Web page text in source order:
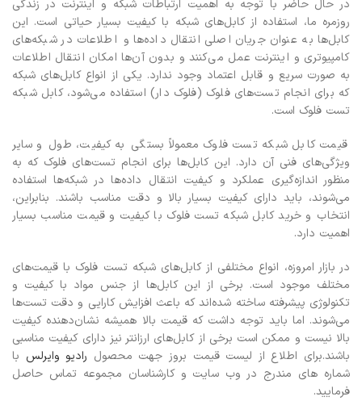
در حال حاضر با توجه به اهمیت ارتباطات شبکه و اینترنت در زندگی
روزمره ما، استفاده از کابل‌های شبکه با کیفیت بسیار حیاتی است. این
کابل‌ها به عنوان جریان اصلی انتقال داده‌ها و اطلاعات در شبکه‌های
کامپیوتری و اینترنت عمل می‌کنند و بدون آن‌ها امکان انتقال اطلاعات
به صورت سریع و قابل اعتماد وجود ندارد. یکی از انواع کابل‌های شبکه
که برای انجام تست‌های فلوک (فلوک دار) استفاده می‌شود، کابل شبکه
تست فلوک است.
قیمت کابل شبکه تست فلوک معمولاً بستگی به کیفیت، طول و سایر
ویژگی‌های فنی آن دارد. این کابل‌ها برای انجام تست‌های فلوک که به
منظور اندازه‌گیری عملکرد و کیفیت انتقال داده‌ها در شبکه‌ها استفاده
می‌شوند، باید دارای کیفیت بسیار بالا و دقت مناسب باشند. بنابراین،
انتخاب و خرید کابل شبکه تست فلوک با کیفیت و قیمت مناسب بسیار
اهمیت دارد.
در بازار امروزه، انواع مختلفی از کابل‌های شبکه تست فلوک با قیمت‌های
مختلف موجود است. برخی از این کابل‌ها از جنس مواد با کیفیت و
تکنولوژی پیشرفته ساخته شده‌اند که باعث افزایش کارایی و دقت تست‌ها
می‌شوند. اما باید توجه داشت که قیمت بالا همیشه نشان‌دهنده کیفیت
بالا نیست و ممکن است برخی از کابل‌های ارزانتر نیز دارای کیفیت مناسبی
باشند.برای اطلاع از لیست قیمت بروز جهت محصول رادیو وایرلس با
شماره های مندرج در وب سایت و کارشناسان مجموعه تماس حاصل
فرمایید.